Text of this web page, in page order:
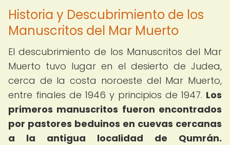
Historia y Descubrimiento de los
Manuscritos del Mar Muerto
El descubrimiento de los Manuscritos del Mar
Muerto tuvo lugar en el desierto de Judea,
cerca de la costa noroeste del Mar Muerto,
entre finales de 1946 y principios de 1947. Los
primeros manuscritos fueron encontrados
por pastores beduinos en cuevas cercanas
a la antigua localidad de Qumrán.